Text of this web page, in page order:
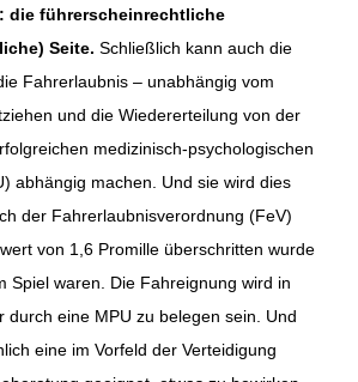
die führerscheinrechtliche
Seite. Schließlich kann auch die
Fahrerlaubnis – unabhängig vom
und die Wiedererteilung von der
medizinisch-psychologischen
abhängig machen. Und sie wird dies
der Fahrerlaubnisverordnung (FeV)
von 1,6 Promille überschritten wurde
Spiel waren. Die Fahreignung wird in
durch eine MPU zu belegen sein. Und
eine im Vorfeld der Verteidigung